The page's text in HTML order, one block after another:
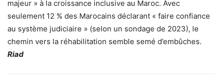
majeur » à la croissance inclusive au Maroc. Avec
seulement 12 % des Marocains déclarant « faire confiance
au système judiciaire » (selon un sondage de 2023), le
chemin vers la réhabilitation semble semé d’embûches.
Riad